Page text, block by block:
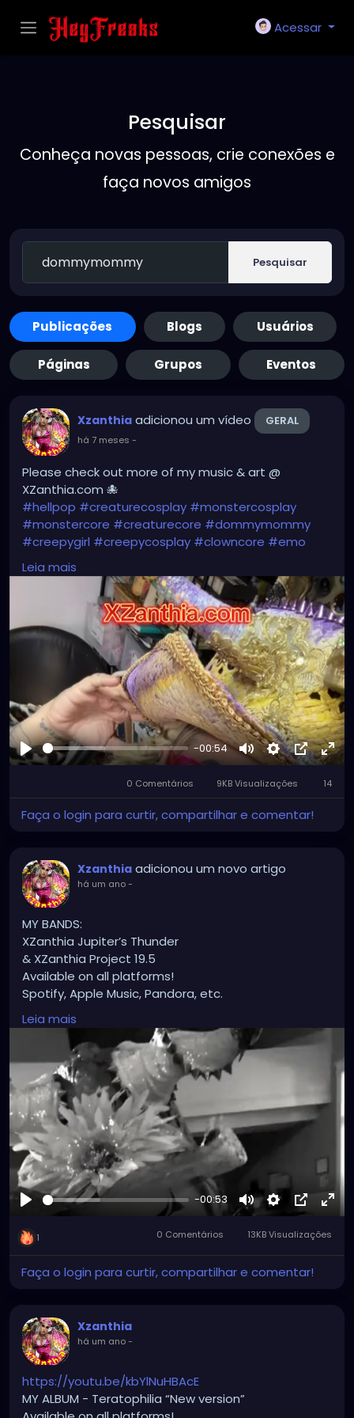
Acessar
Pesquisar
Conheça novas pessoas, crie conexões e
faça novos amigos
Pesquisar
Publicações Blogs Usuários
Páginas Grupos Eventos
Xzanthia adicionou um vídeo GERAL
há 7 meses -
Please check out more of my music & art @
XZanthia.com 🐙
#hellpop #creaturecosplay #monstercosplay
#monstercore #creaturecore #dommymommy
#creepygirl #creepycosplay #clowncore #emo
#gothchick
Leia mais
Reproduzir
-00:54
MuteSettingsPicture-
0 Comentários 9KB Visualizações 14
Faça o login para curtir, compartilhar e comentar!
Xzanthia adicionou um novo artigo
há um ano-
MY BANDS:
XZanthia Jupiter’s Thunder
& XZanthia Project 19.5
Available on all platforms!
Spotify, Apple Music, Pandora, etc.
SEARCH: XZanthia 😘 XZanthia.com
INSTAGRAM.com/xzanthia.official.profile
Tiktok.com/@xzanthia
YOUTUBE.com/XZanthiaMUSIC
😈👽😈👽😈👽😈👽😈
#hellpop#creaturecosplay #monstercosplay
#monstercore
#creaturecore
#dommymommy
#creepygirl
#creepycosplay#clowncore
Leia mais
Reproduzir
-00:53
MuteSettingsPicture-
in-
Picture
1 0 Comentários 13KB Visualizações
Faça o login para curtir, compartilhar e comentar!
Xzanthia
há um ano-
https://youtu.be/kbYlNuHBAcE
MY ALBUM - Teratophilia “New version”